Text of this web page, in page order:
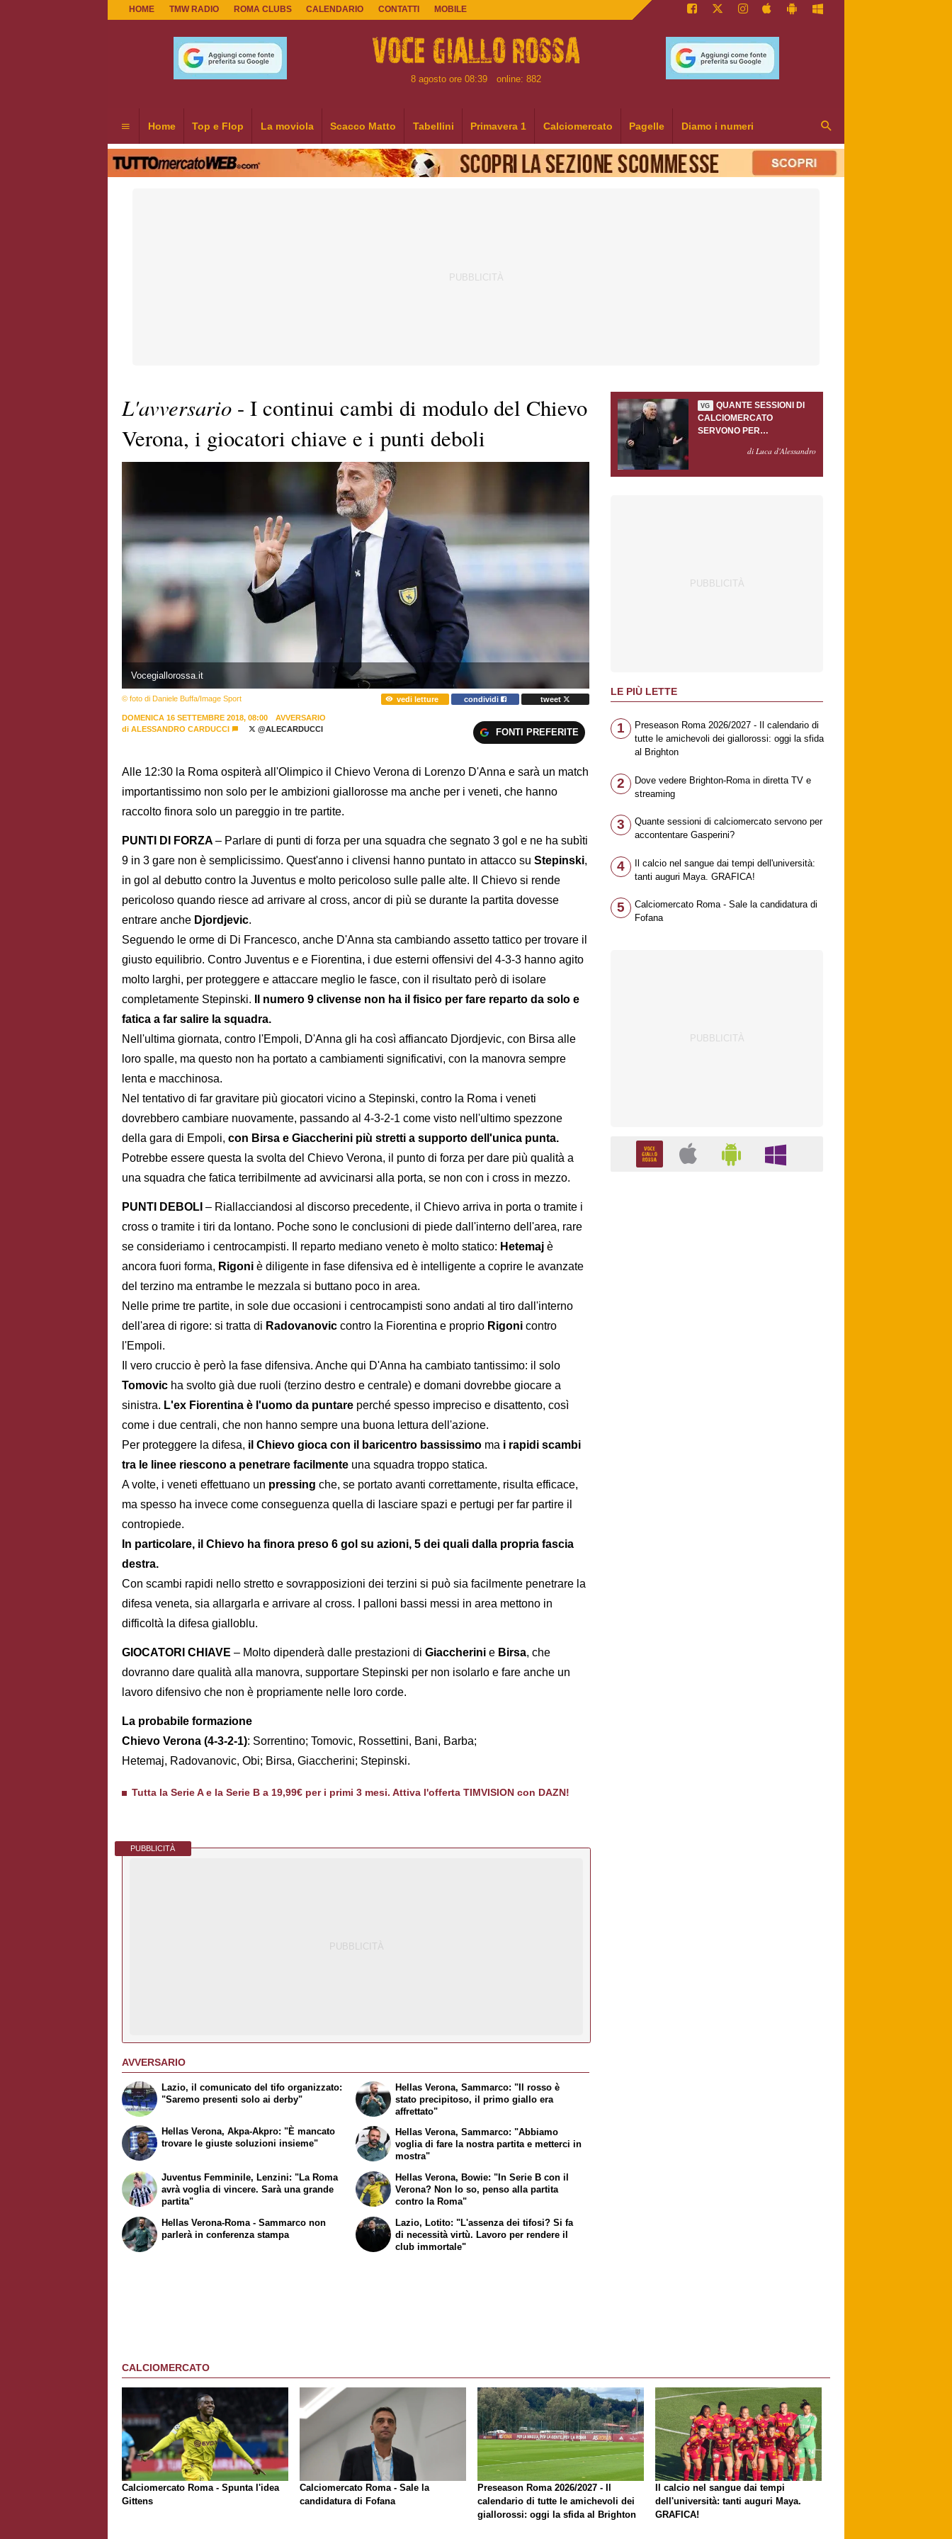
HOME TMW RADIO ROMA CLUBS CALENDARIO CONTATTI MOBILE
8 agosto ore 08:39 online: 882
Home Top e Flop La moviola Scacco Matto Tabellini Primavera 1 Calciomercato Pagelle Diamo i numeri
L'avversario - I continui cambi di modulo del Chievo
Verona, i giocatori chiave e i punti deboli
Vocegiallorossa.it
© foto di Daniele Buffa/Image Sport vedi letture condividi tweet
DOMENICA 16 SETTEMBRE 2018, 08:00
AVVERSARIO
di ALESSANDRO CARDUCCI @ALECARDUCCI FONTI PREFERITE
Alle 12:30 la Roma ospiterà all'Olimpico il Chievo Verona di Lorenzo D'Anna e sarà un match
importantissimo non solo per le ambizioni giallorosse ma anche per i veneti, che hanno
raccolto finora solo un pareggio in tre partite.
PUNTI DI FORZA – Parlare di punti di forza per una squadra che segnato 3 gol e ne ha subìti
9 in 3 gare non è semplicissimo. Quest'anno i clivensi hanno puntato in attacco su Stepinski,
in gol al debutto contro la Juventus e molto pericoloso sulle palle alte. Il Chievo si rende
pericoloso quando riesce ad arrivare al cross, ancor di più se durante la partita dovesse
entrare anche Djordjevic.
Seguendo le orme di Di Francesco, anche D'Anna sta cambiando assetto tattico per trovare il
giusto equilibrio. Contro Juventus e e Fiorentina, i due esterni offensivi del 4-3-3 hanno agito
molto larghi, per proteggere e attaccare meglio le fasce, con il risultato però di isolare
completamente Stepinski.
Il numero 9 clivense non ha il fisico per fare reparto da solo e
fatica a far salire la squadra.
Nell'ultima giornata, contro l'Empoli, D'Anna gli ha così affiancato Djordjevic, con Birsa alle
loro spalle, ma questo non ha portato a cambiamenti significativi, con la manovra sempre
lenta e macchinosa.
Nel tentativo di far gravitare più giocatori vicino a Stepinski, contro la Roma i veneti
dovrebbero cambiare nuovamente, passando al 4-3-2-1 come visto nell'ultimo spezzone
della gara di Empoli, con Birsa e Giaccherini più stretti a supporto dell'unica punta.
Potrebbe essere questa la svolta del Chievo Verona, il punto di forza per dare più qualità a
una squadra che fatica terribilmente ad avvicinarsi alla porta, se non con i cross in mezzo.
PUNTI DEBOLI – Riallacciandosi al discorso precedente, il Chievo arriva in porta o tramite i
cross o tramite i tiri da lontano. Poche sono le conclusioni di piede dall'interno dell'area, rare
se consideriamo i centrocampisti. Il reparto mediano veneto è molto statico: Hetemaj è
ancora fuori forma, Rigoni è diligente in fase difensiva ed è intelligente a coprire le avanzate
del terzino ma entrambe le mezzala si buttano poco in area.
Nelle prime tre partite, in sole due occasioni i centrocampisti sono andati al tiro dall'interno
dell'area di rigore: si tratta di Radovanovic contro la Fiorentina e proprio Rigoni contro
l'Empoli.
Il vero cruccio è però la fase difensiva. Anche qui D'Anna ha cambiato tantissimo: il solo
Tomovic ha svolto già due ruoli (terzino destro e centrale) e domani dovrebbe giocare a
sinistra. L'ex Fiorentina è l'uomo da puntare perché spesso impreciso e disattento, così
come i due centrali, che non hanno sempre una buona lettura dell'azione.
Per proteggere la difesa, il Chievo gioca con il baricentro bassissimo ma i rapidi scambi
tra le linee riescono a penetrare facilmente una squadra troppo statica.
A volte, i veneti effettuano un pressing che, se portato avanti correttamente, risulta efficace,
ma spesso ha invece come conseguenza quella di lasciare spazi e pertugi per far partire il
contropiede.
In particolare, il Chievo ha finora preso 6 gol su azioni, 5 dei quali dalla propria fascia
destra.
Con scambi rapidi nello stretto e sovrapposizioni dei terzini si può sia facilmente penetrare la
difesa veneta, sia allargarla e arrivare al cross. I palloni bassi messi in area mettono in
difficoltà la difesa gialloblu.
GIOCATORI CHIAVE – Molto dipenderà dalle prestazioni di Giaccherini e Birsa, che
dovranno dare qualità alla manovra, supportare Stepinski per non isolarlo e fare anche un
lavoro difensivo che non è propriamente nelle loro corde.
La probabile formazione
Chievo Verona (4-3-2-1): Sorrentino; Tomovic, Rossettini, Bani, Barba;
Hetemaj, Radovanovic, Obi; Birsa, Giaccherini; Stepinski.
Tutta la Serie A e la Serie B a 19,99€ per i primi 3 mesi. Attiva l'offerta TIMVISION con DAZN!
PUBBLICITÀ
AVVERSARIO
Lazio, il comunicato del tifo organizzato:
"Saremo presenti solo ai derby"
Hellas Verona, Akpa-Akpro: "È mancato
trovare le giuste soluzioni insieme"
Hellas Verona, Sammarco: "Il rosso è
stato precipitoso, il primo giallo era
affrettato"
Hellas Verona, Sammarco: "Abbiamo
voglia di fare la nostra partita e metterci in
mostra"
Juventus Femminile, Lenzini: "La Roma
avrà voglia di vincere. Sarà una grande
partita"
Hellas Verona-Roma - Sammarco non
parlerà in conferenza stampa
Hellas Verona, Bowie: "In Serie B con il
Verona? Non lo so, penso alla partita
contro la Roma"
Lazio, Lotito: "L'assenza dei tifosi? Si fa
di necessità virtù. Lavoro per rendere il
club immortale"
VG
QUANTE SESSIONI DI
CALCIOMERCATO
SERVONO PER
GASPERINI?di Luca d'Alessandro
LE PIÙ LETTE
1
Preseason Roma 2026/2027 - Il calendario di
tutte le amichevoli dei giallorossi: oggi la sfida
al Brighton
2
Dove vedere Brighton-Roma in diretta TV e
streaming
3
Quante sessioni di calciomercato servono per
accontentare Gasperini?
4
Il calcio nel sangue dai tempi dell'università:
tanti auguri Maya. GRAFICA!
5
Calciomercato Roma - Sale la candidatura di
Fofana
CALCIOMERCATO
Calciomercato Roma - Spunta l'idea
Gittens
Calciomercato Roma - Sale la
candidatura di Fofana
Preseason Roma 2026/2027 - Il
calendario di tutte le amichevoli dei
giallorossi: oggi la sfida al Brighton
Il calcio nel sangue dai tempi
dell'università: tanti auguri Maya.
GRAFICA!